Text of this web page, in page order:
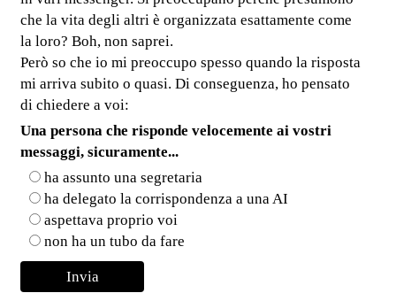
che la vita degli altri è organizzata esattamente come
la loro? Boh, non saprei.
Però so che io mi preoccupo spesso quando la risposta
mi arriva subito o quasi. Di conseguenza, ho pensato
di chiedere a voi:
Una persona che risponde velocemente ai vostri
messaggi, sicuramente...
ha assunto una segretaria
ha delegato la corrispondenza a una AI
aspettava proprio voi
non ha un tubo da fare